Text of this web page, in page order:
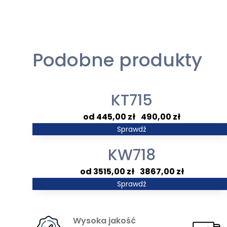
Podobne produkty
KT715
445,00 zł 490,00 zł
Zakres
445,00 zł
do
490,00 zł
Sprawdź
KW718
3515,00 zł– 3867,00 zł
Zakres
do
Sprawdź
Wysoka jakość